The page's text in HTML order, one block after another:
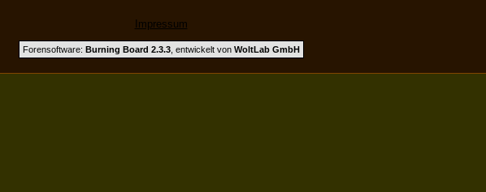
Impressum
Forensoftware: Burning Board 2.3.3, entwickelt von WoltLab GmbH